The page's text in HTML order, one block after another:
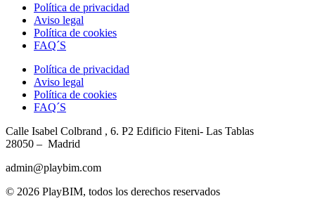
Política de privacidad
Aviso legal
Política de cookies
FAQ´S
Política de privacidad
Aviso legal
Política de cookies
FAQ´S
Calle Isabel Colbrand , 6. P2 Edificio Fiteni- Las Tablas
28050 – Madrid
admin@playbim.com
© 2026 PlayBIM, todos los derechos reservados